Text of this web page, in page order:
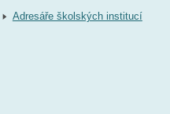
Adresáře školských institucí